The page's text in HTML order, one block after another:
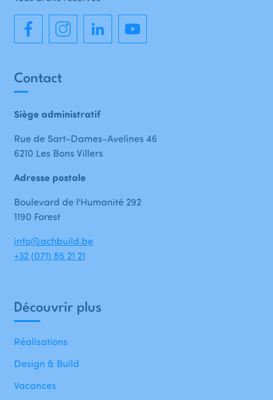
Découvrir plus
Réalisations
Design & Build
Vacances
Contact
Siège administratif
Rue de Sart-Dames-Avelines 46
6210 Les Bons Villers
Adresse postale
Boulevard de l'Humanité 292
1190 Forest
info@achbuild.be
+32 (071) 85 21 21